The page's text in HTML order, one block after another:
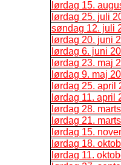
lørdag 15.
lørdag 25. juli
søndag 12. juli
lørdag 20. juni
lørdag 6. juni
lørdag 23. maj
lørdag 9. maj
lørdag 25. april
lørdag 11. april
lørdag 28.
lørdag 21.
lørdag 15.
lørdag 18.
lørdag 11.